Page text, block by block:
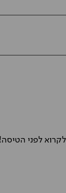
לפני הטיסה!